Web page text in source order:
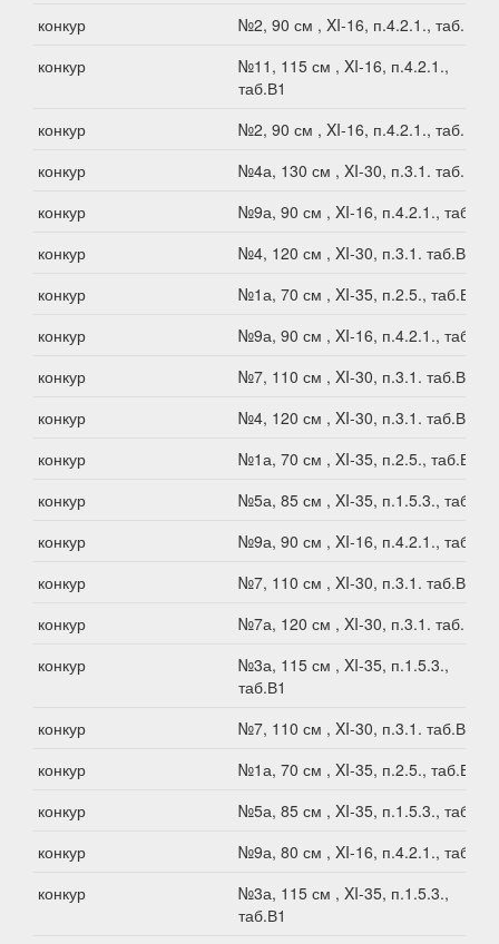
конкур
№2, 90 см , XI-16, п.4.2.1., таб.В1
конкур
№11, 115 см , XI-16, п.4.2.1.,
таб.В1
конкур
№2, 90 см , XI-16, п.4.2.1., таб.В1
конкур
№4а, 130 см , XI-30, п.3.1. таб.В1
конкур
№9а, 90 см , XI-16, п.4.2.1., таб.В1
конкур
№4, 120 см , XI-30, п.3.1. таб.В1
конкур
№1а, 70 см , XI-35, п.2.5., таб.В1
конкур
№9а, 90 см , XI-16, п.4.2.1., таб.В1
конкур
№7, 110 см , XI-30, п.3.1. таб.В1
конкур
№4, 120 см , XI-30, п.3.1. таб.В1
конкур
№1а, 70 см , XI-35, п.2.5., таб.В1
конкур
№5а, 85 см , XI-35, п.1.5.3., таб.В1
конкур
№9а, 90 см , XI-16, п.4.2.1., таб.В1
конкур
№7, 110 см , XI-30, п.3.1. таб.В1
конкур
№7а, 120 см , XI-30, п.3.1. таб.В1
конкур
№3а, 115 см , XI-35, п.1.5.3.,
таб.В1
конкур
№7, 110 см , XI-30, п.3.1. таб.В1
конкур
№1а, 70 см , XI-35, п.2.5., таб.В1
конкур
№5а, 85 см , XI-35, п.1.5.3., таб.В1
конкур
№9а, 80 см , XI-16, п.4.2.1., таб.В1
конкур
№3а, 115 см , XI-35, п.1.5.3.,
таб.В1